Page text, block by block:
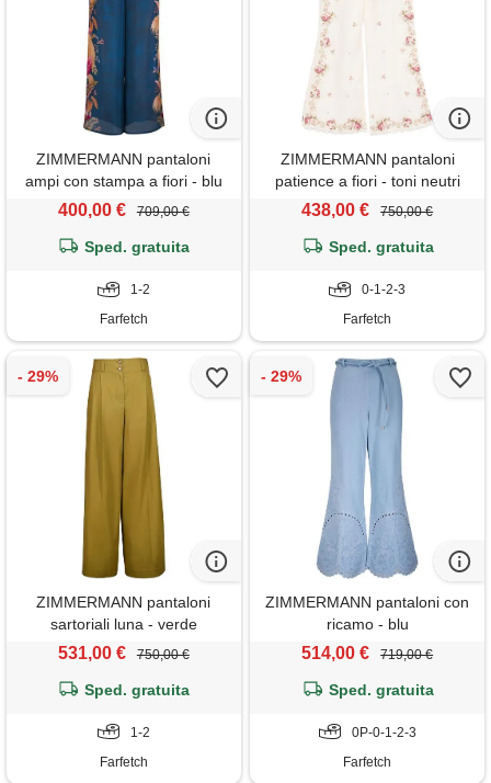
ZIMMERMANN pantaloni
ampi con stampa a fiori - blu
400,00 € 709,00 €
Sped. gratuita
1-2
Farfetch
ZIMMERMANN pantaloni
patience a fiori - toni neutri
438,00 € 750,00 €
Sped. gratuita
0-1-2-3
Farfetch
ZIMMERMANN pantaloni
sartoriali luna - verde
531,00 € 750,00 €
Sped. gratuita
1-2
Farfetch
ZIMMERMANN pantaloni con
ricamo - blu
514,00 € 719,00 €
Sped. gratuita
0P-0-1-2-3
Farfetch